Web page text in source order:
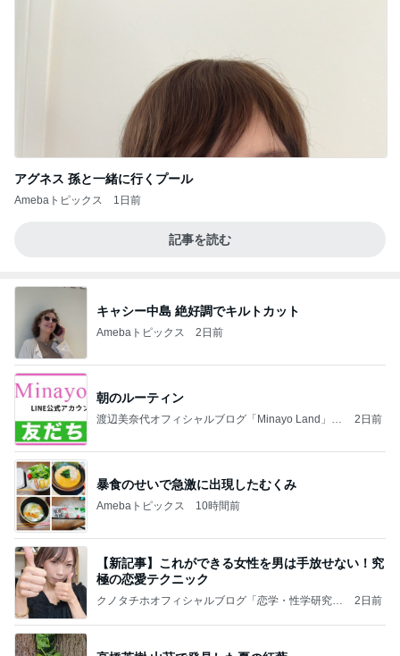
アグネス 孫と一緒に行くプール
Amebaトピックス 1日前
記事を読む
キャシー中島 絶好調でキルトカット
Amebaトピックス 2日前
朝のルーティン
渡辺美奈代オフィシャルブログ「Minayo Land」P
2日前
暴食のせいで急激に出現したむくみ
Amebaトピックス 10時間前
【新記事】これができる女性を男は手放せない！究
極の恋愛テクニック
クノタチホオフィシャルブログ「恋学・性学研究
2日前